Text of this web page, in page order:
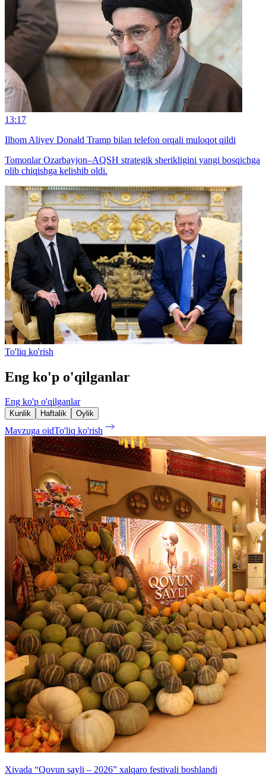
13:17
Ilhom Aliyev Donald Tramp bilan telefon orqali muloqot qildi
Tomonlar Ozarbayjon–AQSH strategik sherikligini yangi bosqichga
olib chiqishga kelishib oldi.
To'liq ko'rish
Eng ko'p o'qilganlar
Eng ko'p o'qilganlar
Kunlik Haftalik Oylik
Mavzuga oidTo'liq ko'rish
Xivada “Qovun sayli – 2026” xalqaro festivali boshlandi